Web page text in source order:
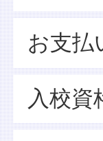
お支払
入校資